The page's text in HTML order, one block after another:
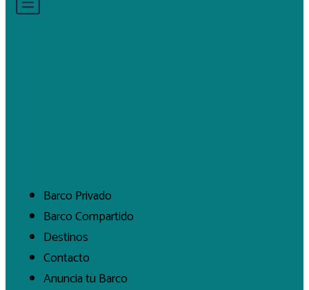
Barco Privado
Barco Compartido
Destinos
Contacto
Anuncia tu Barco